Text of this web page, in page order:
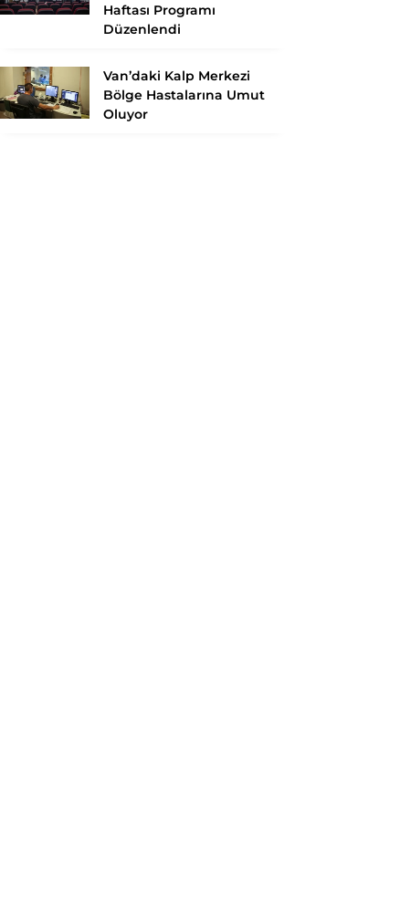
Haftası Programı
Düzenlendi
Van’daki Kalp Merkezi
Bölge Hastalarına Umut
Oluyor